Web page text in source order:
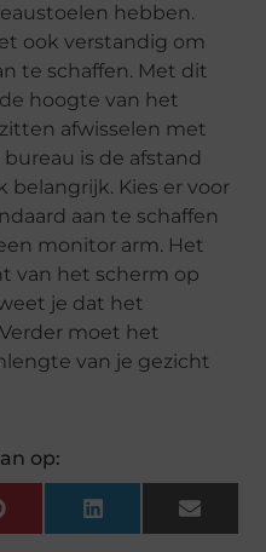
hebben.
ook verstandig om
te schaffen. Met dit
hoogte van het
afwisselen met
is de afstand
belangrijk. Kies er voor
aan te schaffen
monitor arm. Het
van het scherm op
je dat het
moet het
van je gezicht
op:
PinterestLinkedInEmail